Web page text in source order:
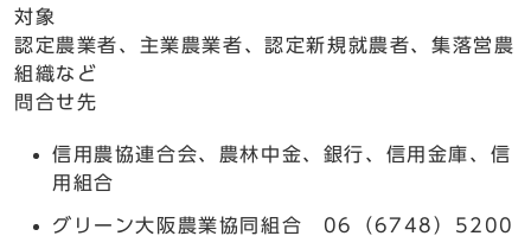
対象
認定農業者、主業農業者、認定新規就農者、集落営農
組織など
問合せ先
信用農協連合会、農林中金、銀行、信用金庫、信
用組合
グリーン大阪農業協同組合 06（6748）5200